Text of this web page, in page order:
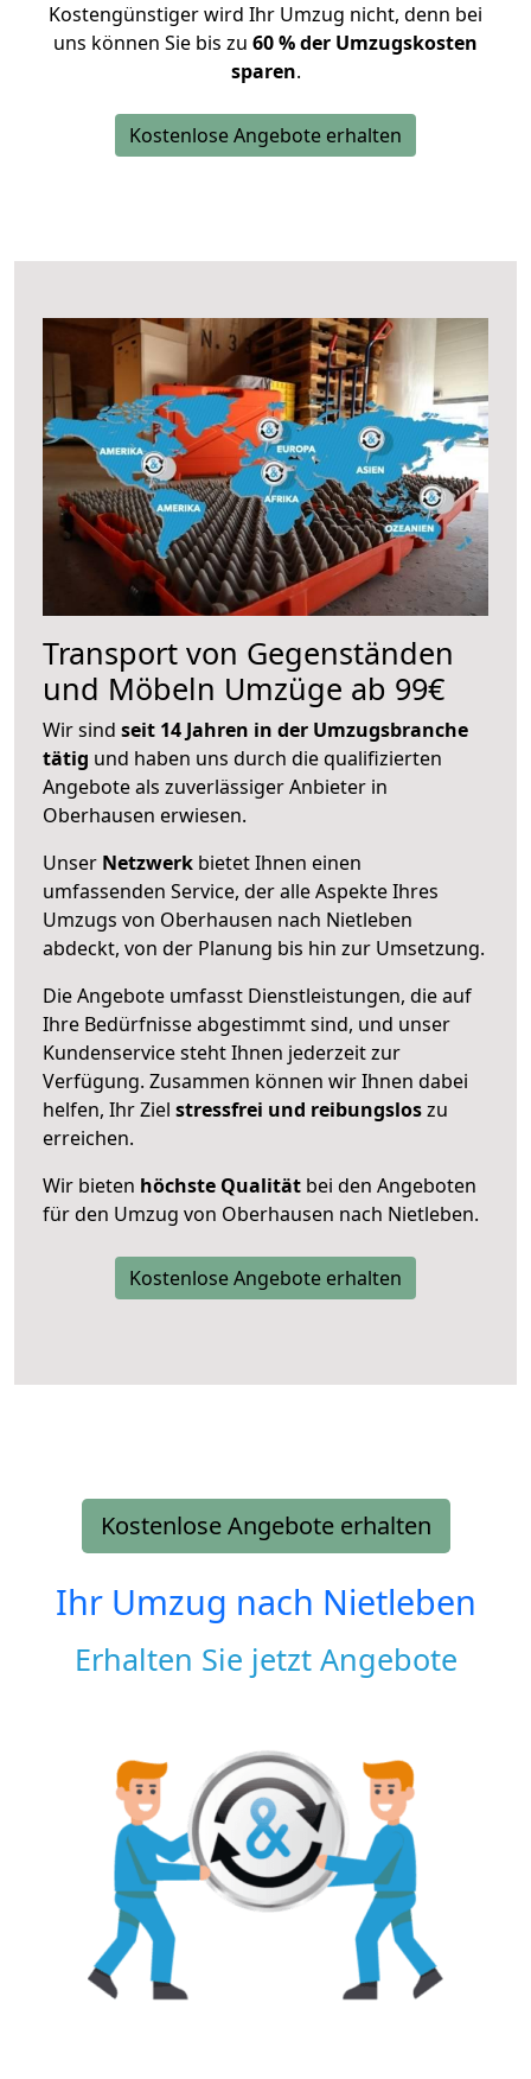
Kostengünstiger wird Ihr Umzug nicht, denn bei
uns können Sie bis zu 60 % der Umzugskosten
sparen.
Kostenlose Angebote erhalten
Transport von Gegenständen
und Möbeln Umzüge ab 99€
Wir sind seit 14 Jahren in der Umzugsbranche
tätig und haben uns durch die qualifizierten
Angebote als zuverlässiger Anbieter in
Oberhausen erwiesen.
Unser Netzwerk bietet Ihnen einen
umfassenden Service, der alle Aspekte Ihres
Umzugs von Oberhausen nach Nietleben
abdeckt, von der Planung bis hin zur Umsetzung.
Die Angebote umfasst Dienstleistungen, die auf
Ihre Bedürfnisse abgestimmt sind, und unser
Kundenservice steht Ihnen jederzeit zur
Verfügung. Zusammen können wir Ihnen dabei
helfen, Ihr Ziel stressfrei und reibungsloszu
erreichen.
Wir bieten höchste Qualität bei den Angeboten
für den Umzug von Oberhausen nach Nietleben.
Kostenlose Angebote erhalten
Kostenlose Angebote erhalten
Ihr Umzug nach Nietleben
Erhalten Sie jetzt Angebote